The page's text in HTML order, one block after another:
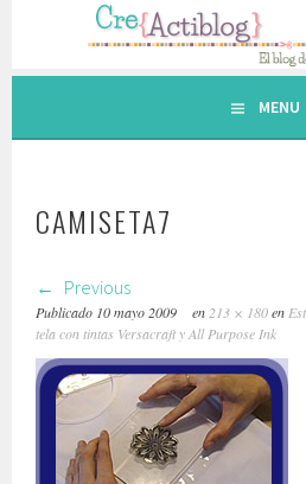
contenido.
MENU
CAMISETA7
Previous
Publicado 10 mayo 2009 en 213 × 180en
tela con tintas Versacraft y All Purpose Ink